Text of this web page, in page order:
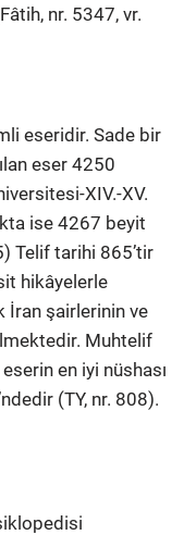
nr. 5347, vr.
eseridir. Sade bir
eser 4250
XIV.-XV.
ise 4267 beyit
Telif tarihi 865’tir
hikâyelerle
İran şairlerinin ve
Muhtelif
en iyi nüshası
(TY, nr. 808).